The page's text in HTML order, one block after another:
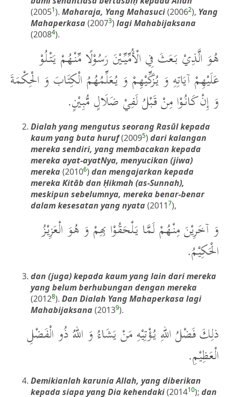
(20051). Maharaja, Yang Mahasuci(20062), Yang
Mahaperkasa (20073)lagi Mahabijaksana
(20084).
هُوَ الَّذِيْ بَعَثَ فِي الْأُمِّيِّيْنَ رَسُوْلًا مِّنْهُمْ يَتْلُوْ
عَلَيْهِمْ آيَاتِهِ وَ يُزَكِّيْهِمْ وَ يُعَلِّمُهُمُ الْكِتَابَ وَ الْحِكْمَةَ
وَ إِنْ كَانُوْا مِنْ قَبْلُ لَفِيْ ضَلَالٍ مُّبِيْنٍ.
Dialah yang mengutus seorang Rasūl kepada
kaum yang buta huruf(20095)dari kalangan
mereka sendiri, yang membacakan kepada
mereka ayat-ayatNya, menyucikan (jiwa)
mereka (20106)dan mengajarkan kepada
mereka Kitāb dan Ḥikmah (as-Sunnah),
meskipun sebelumnya, mereka benar-benar
dalam kesesatan yang nyata (20117),
وَ آخَرِيْنَ مِنْهُمْ لَمَّا يَلْحَقُوْا بِهِمْ وَ هُوَ الْعَزِيْزُ
الْحَكِيْمُ.
dan (juga) kepada kaum yang lain dari mereka
yang belum berhubungan dengan mereka
(20128). Dan Dialah Yang Mahaperkasa lagi
Mahabijaksana (20139).
ذلِكَ فَضْلُ اللهِ يُؤْتِيْهِ مَنْ يَشَاءُ وَ اللهُ ذُو الْفَضْلِ
الْعَظِيْمِ.
Demikianlah karunia Allah, yang diberikan
kepada siapa yang Dia kehendaki(201410); dan